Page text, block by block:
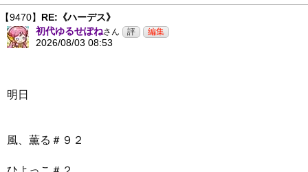
【9470】 RE:《ハーデス》
初代ゆるせぽねさん
2026/08/03 08:53
明日
風、薫る＃９２